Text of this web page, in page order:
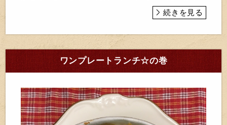
続きを見る
ワンプレートランチ☆の巻